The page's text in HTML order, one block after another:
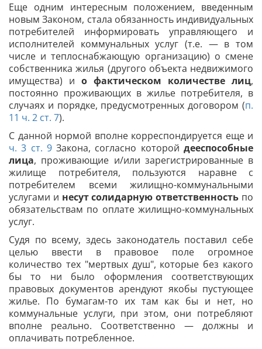
Еще одним интересным положением, введенным
новым Законом, стала обязанность индивидуальных
потребителей информировать управляющего и
исполнителей коммунальных услуг (т.е. — в том
числе и теплоснабжающую организацию) о смене
собственника жилья (другого объекта недвижимого
имущества) и о фактическом количестве лиц,
постоянно проживающих в жилье потребителя, в
случаях и порядке, предусмотренных договором (п.
11 ч. 2 ст. 7).
С данной нормой вполне корреспондируется еще и
ч. 3 ст. 9Закона, согласно которойдееспособные
лица, проживающие и/или зарегистрированные в
жилище потребителя, пользуются наравне с
потребителем всеми жилищно-коммунальными
услугами и несут солидарную ответственность по
обязательствам по оплате жилищно-коммунальных
услуг.
Судя по всему, здесь законодатель поставил себе
целью ввести в правовое поле огромное
количество тех "мертвых душ", которые без какого
бы то ни было оформления соответствующих
правовых документов арендуют якобы пустующее
жилье. По бумагам-то их там как бы и нет, но
коммунальные услуги, при этом, они потребляют
вполне реально. Соответственно — должны и
оплачивать потребленное.